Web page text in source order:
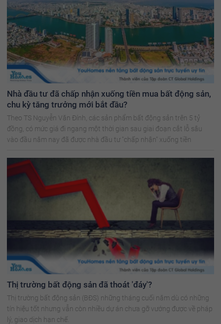
Nhà đầu tư đã chấp nhận xuống tiền mua bất động sản,
chu kỳ tăng trưởng mới bắt đầu?
Theo TS Nguyễn Văn Đính, các sản phẩm bất động sản trên 5 tỷ
đồng, có mức giá đi ngang một thời gian sau giai đoạn cắt lỗ sâu
vào đầu năm nay đã được nhà đầu tư "chấp nhận" xuống tiền
Thị trường bất động sản đã thoát 'đáy'?
Thị trường bất động sản (BĐS) những tháng cuối năm dù có những
tín hiệu tốt nhưng vẫn còn nhiều dự án chưa gỡ vướng được về pháp
lý, giao dịch hạn chế.